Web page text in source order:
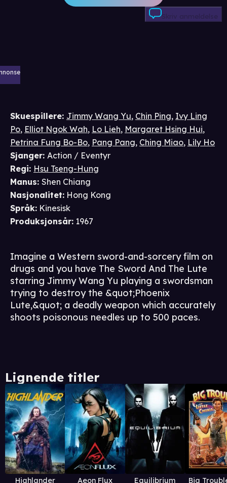
Skriv anmeldelse
Skuespillere: Jimmy Wang Yu, Chin Ping, Ivy Ling
Po, Elliot Ngok Wah, Lo Lieh, Margaret Hsing Hui,
Petrina Fung Bo-Bo, Pang Pang, Ching Miao, Lily Ho
Sjanger: Action / Eventyr
Regi: Hsu Tseng-Hung
Manus: Shen Chiang
Nasjonalitet: Hong Kong
Språk: Kinesisk
Produksjonsår: 1967
Imagine a Western sword-and-sorcery film on
drugs and you have The Sword And The Lute
starring Jimmy Wang Yu playing a swordsman
trying to destroy the &quot;Phoenix
Lute,&quot; a deadly weapon which accurately
shoots poisonous needles up to 500 paces.
Lignende titler
Highlander Aeon Flux Equilibrium